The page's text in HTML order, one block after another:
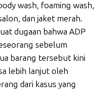
wash, foaming wash,
dan jaket merah.
dugaan bahwa ADP
sebelum
barang tersebut kini
lebih lanjut oleh
dari kasus yang